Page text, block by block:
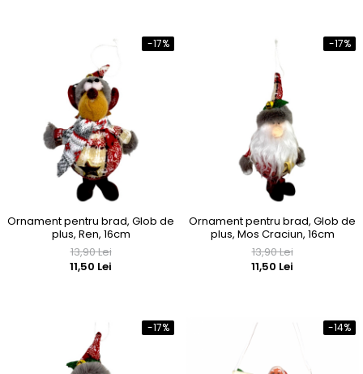
-17%
Ornament pentru brad, Glob de
plus, Ren, 16cm
13,90 Lei
11,50 Lei
-17%
Ornament pentru brad, Glob de
plus, Mos Craciun, 16cm
13,90 Lei
11,50 Lei
-17% -14%